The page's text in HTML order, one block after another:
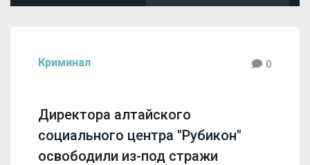
Криминал 0
Директора алтайского
социального центра "Рубикон"
освободили из-под стражи